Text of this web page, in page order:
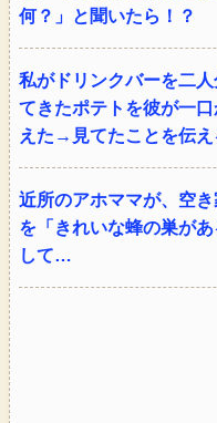
何？」と聞いたら！？
私がドリンクバーを二
てきたポテトを彼が一
えた→見てたことを伝え
近所のアホママが、空
を「きれいな蜂の巣が
して…